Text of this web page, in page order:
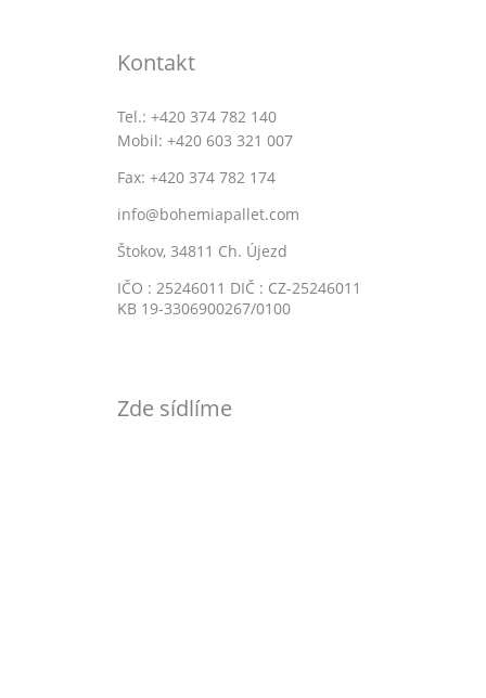
Kontakt
Tel.: +420 374 782 140
Mobil: +420 603 321 007
Fax: +420 374 782 174
info@bohemiapallet.com
Štokov, 34811 Ch. Újezd
IČO : 25246011 DIČ : CZ-25246011
KB 19-3306900267/0100
Zde sídlíme